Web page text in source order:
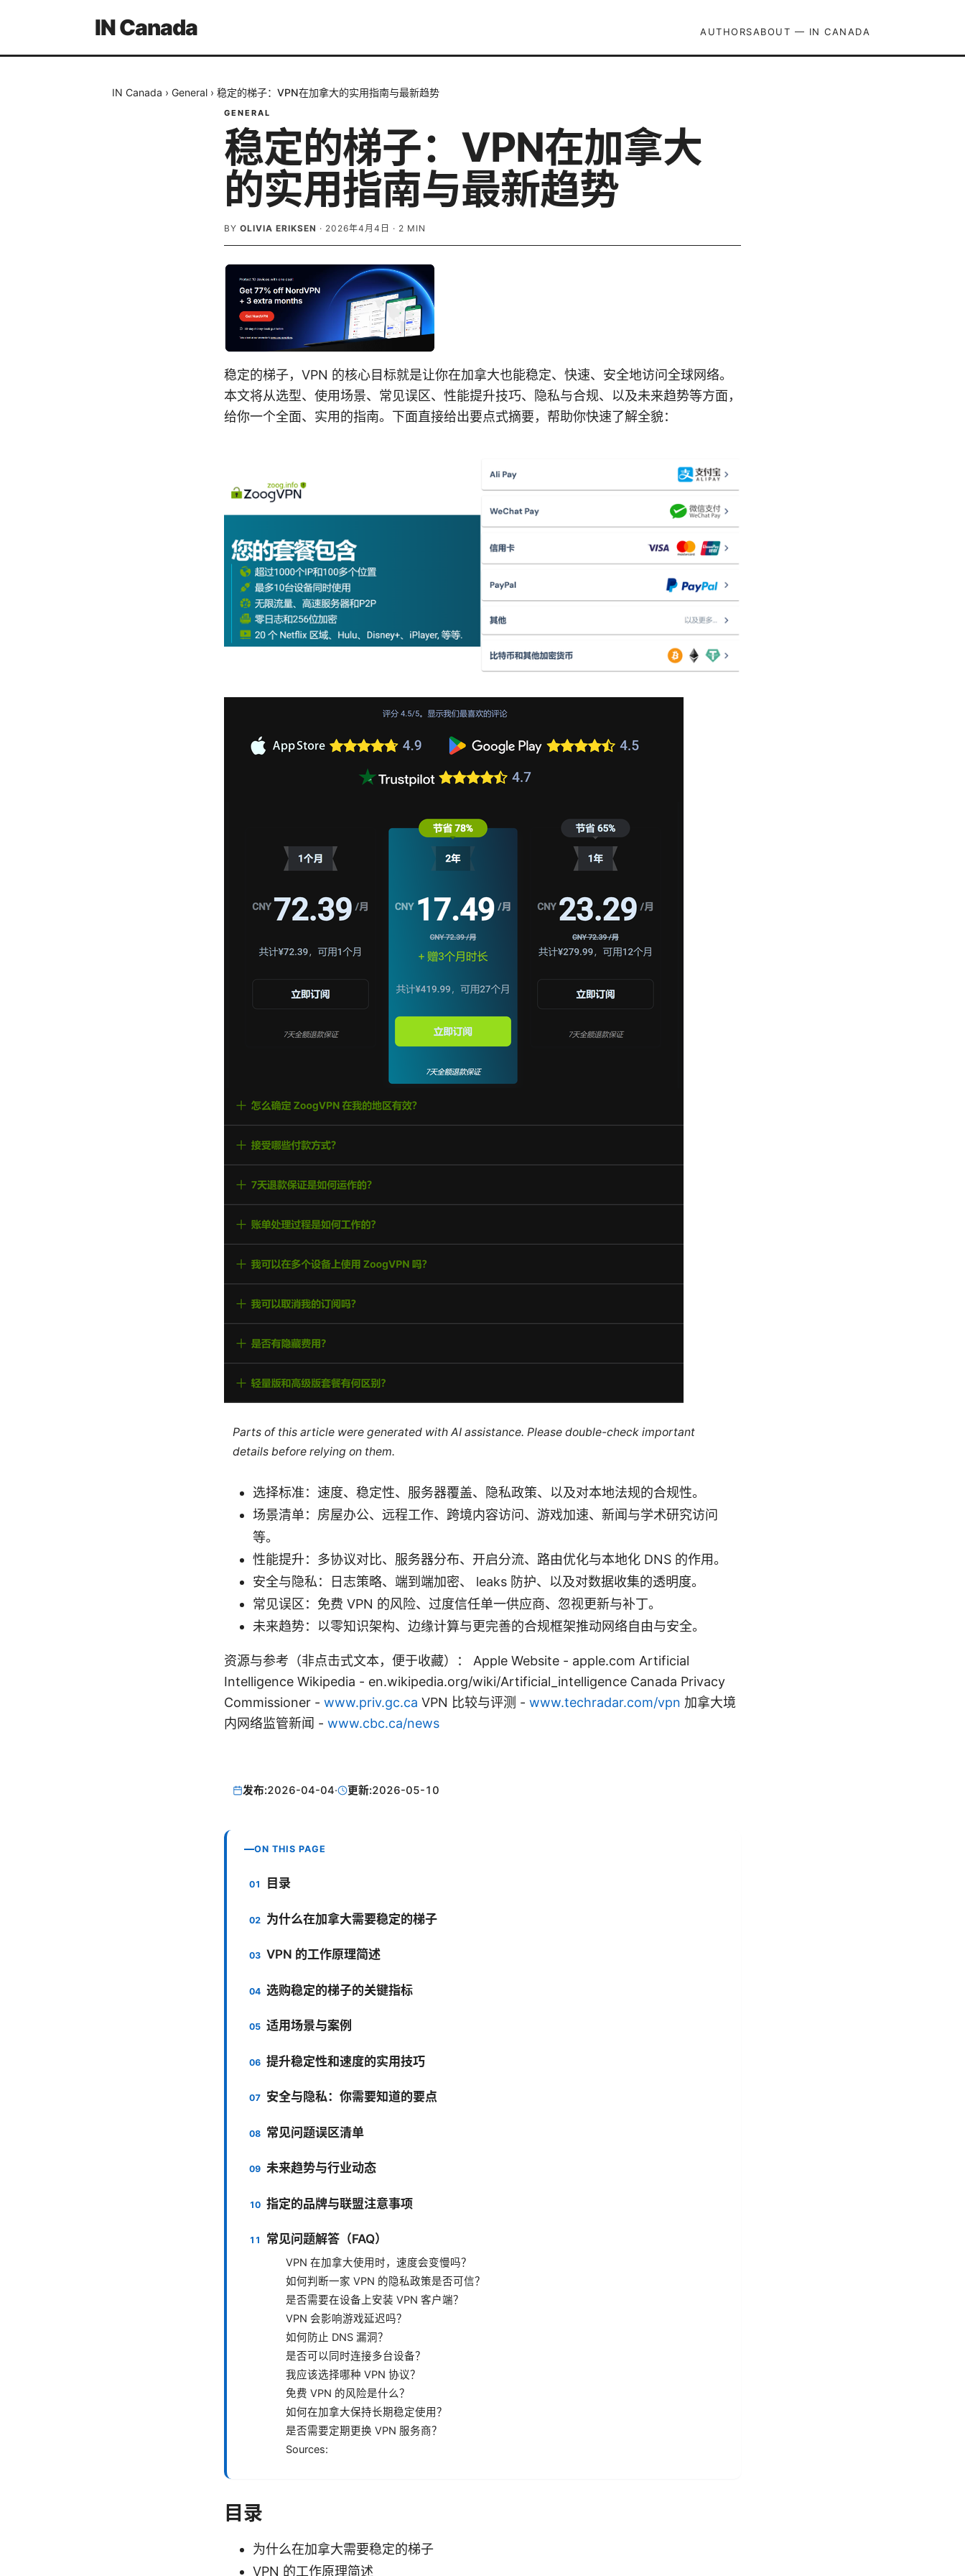
IN Canada AUTHORSABOUT — IN CANADA
IN Canada › General › 稳定的梯子：VPN在加拿大的实用指南与最新趋势
GENERAL
稳定的梯子：VPN在加拿大
的实用指南与最新趋势
BY OLIVIA ERIKSEN · 2026年4月4日 · 2 MIN
稳定的梯子，VPN 的核心目标就是让你在加拿大也能稳定、快速、安全地访问全球网络。
本文将从选型、使用场景、常见误区、性能提升技巧、隐私与合规、以及未来趋势等方面，
给你一个全面、实用的指南。下面直接给出要点式摘要，帮助你快速了解全貌：
Parts of this article were generated with AI assistance. Please double-check important
details before relying on them.
选择标准：速度、稳定性、服务器覆盖、隐私政策、以及对本地法规的合规性。
场景清单：房屋办公、远程工作、跨境内容访问、游戏加速、新闻与学术研究访问
等。
性能提升：多协议对比、服务器分布、开启分流、路由优化与本地化 DNS 的作用。
安全与隐私：日志策略、端到端加密、 leaks 防护、以及对数据收集的透明度。
常见误区：免费 VPN 的风险、过度信任单一供应商、忽视更新与补丁。
未来趋势：以零知识架构、边缘计算与更完善的合规框架推动网络自由与安全。
资源与参考（非点击式文本，便于收藏）： Apple Website - apple.com Artificial
Intelligence Wikipedia - en.wikipedia.org/wiki/Artificial_intelligence Canada Privacy
Commissioner - www.priv.gc.ca VPN 比较与评测 - www.techradar.com/vpn 加拿大境
内网络监管新闻 - www.cbc.ca/news
发布:2026-04-04· 更新:2026-05-10
ON THIS PAGE
目录
为什么在加拿大需要稳定的梯子
VPN 的工作原理简述
选购稳定的梯子的关键指标
适用场景与案例
提升稳定性和速度的实用技巧
安全与隐私：你需要知道的要点
常见问题误区清单
未来趋势与行业动态
指定的品牌与联盟注意事项
常见问题解答（FAQ）
VPN 在加拿大使用时，速度会变慢吗？
如何判断一家 VPN 的隐私政策是否可信？
是否需要在设备上安装 VPN 客户端？
VPN 会影响游戏延迟吗？
如何防止 DNS 漏洞？
是否可以同时连接多台设备？
我应该选择哪种 VPN 协议？
免费 VPN 的风险是什么？
如何在加拿大保持长期稳定使用？
是否需要定期更换 VPN 服务商？
Sources:
目录
为什么在加拿大需要稳定的梯子
VPN 的工作原理简述